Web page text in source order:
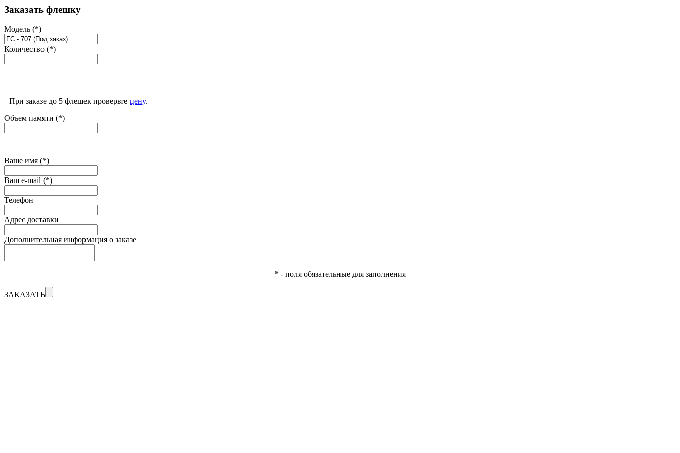
Заказать флешку
Модель (*)
Количество (*)
При заказе до 5 флешек проверьте цену.
Объем памяти (*)
Ваше имя (*)
Ваш e-mail (*)
Телефон
Адрес доставки
Дополнительная информация о заказе
* - поля обязательные для заполнения
ЗАКАЗАТЬ